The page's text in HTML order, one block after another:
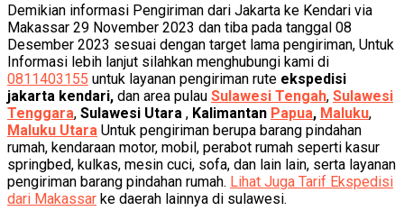
Demikian informasi Pengiriman dari Jakarta ke Kendari via
Makassar 29 November 2023 dan tiba pada tanggal 08
Desember 2023 sesuai dengan target lama pengiriman, Untuk
Informasi lebih lanjut silahkan menghubungi kami di
0811403155 untuk layanan pengiriman rute ekspedisi
jakarta kendari, dan area pulau Sulawesi Tengah, Sulawesi
Tenggara, Sulawesi Utara , Kalimantan Papua, Maluku,
Maluku Utara Untuk pengiriman berupa barang pindahan
rumah, kendaraan motor, mobil, perabot rumah seperti kasur
springbed, kulkas, mesin cuci, sofa, dan lain lain, serta layanan
pengiriman barang pindahan rumah. Lihat Juga Tarif Ekspedisi
dari Makassar ke daerah lainnya di sulawesi.